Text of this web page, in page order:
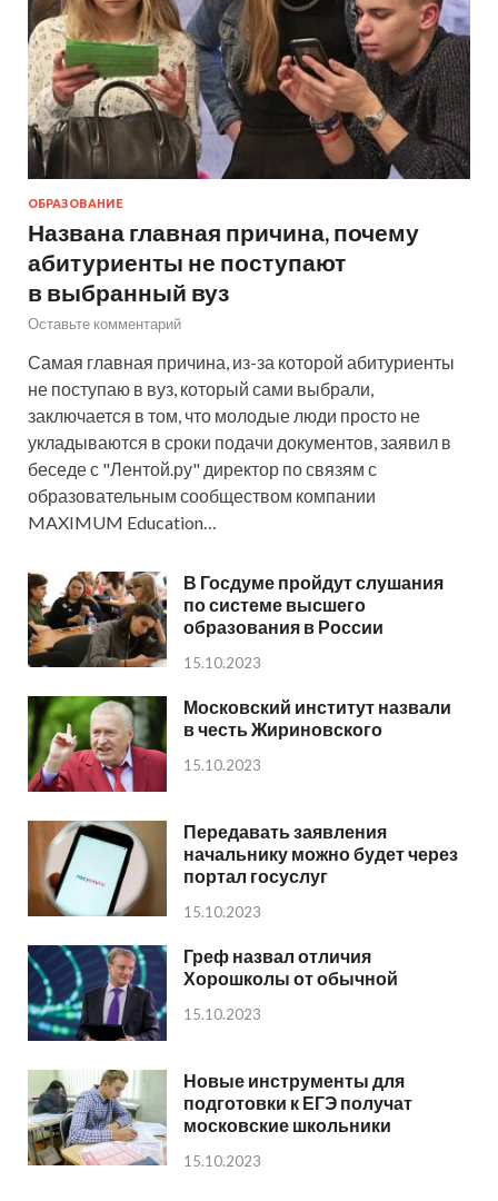
ОБРАЗОВАНИЕ
Названа главная причина, почему
абитуриенты не поступают
в выбранный вуз
Оставьте комментарий
Самая главная причина, из-за которой абитуриенты
не поступаю в вуз, который сами выбрали,
заключается в том, что молодые люди просто не
укладываются в сроки подачи документов, заявил в
беседе с "Лентой.ру" директор по связям с
образовательным сообществом компании
MAXIMUM Education…
В Госдуме пройдут слушания
по системе высшего
образования в России
15.10.2023
Московский институт назвали
в честь Жириновского
15.10.2023
Передавать заявления
начальнику можно будет через
портал госуслуг
15.10.2023
Греф назвал отличия
Хорошколы от обычной
15.10.2023
Новые инструменты для
подготовки к ЕГЭ получат
московские школьники
15.10.2023